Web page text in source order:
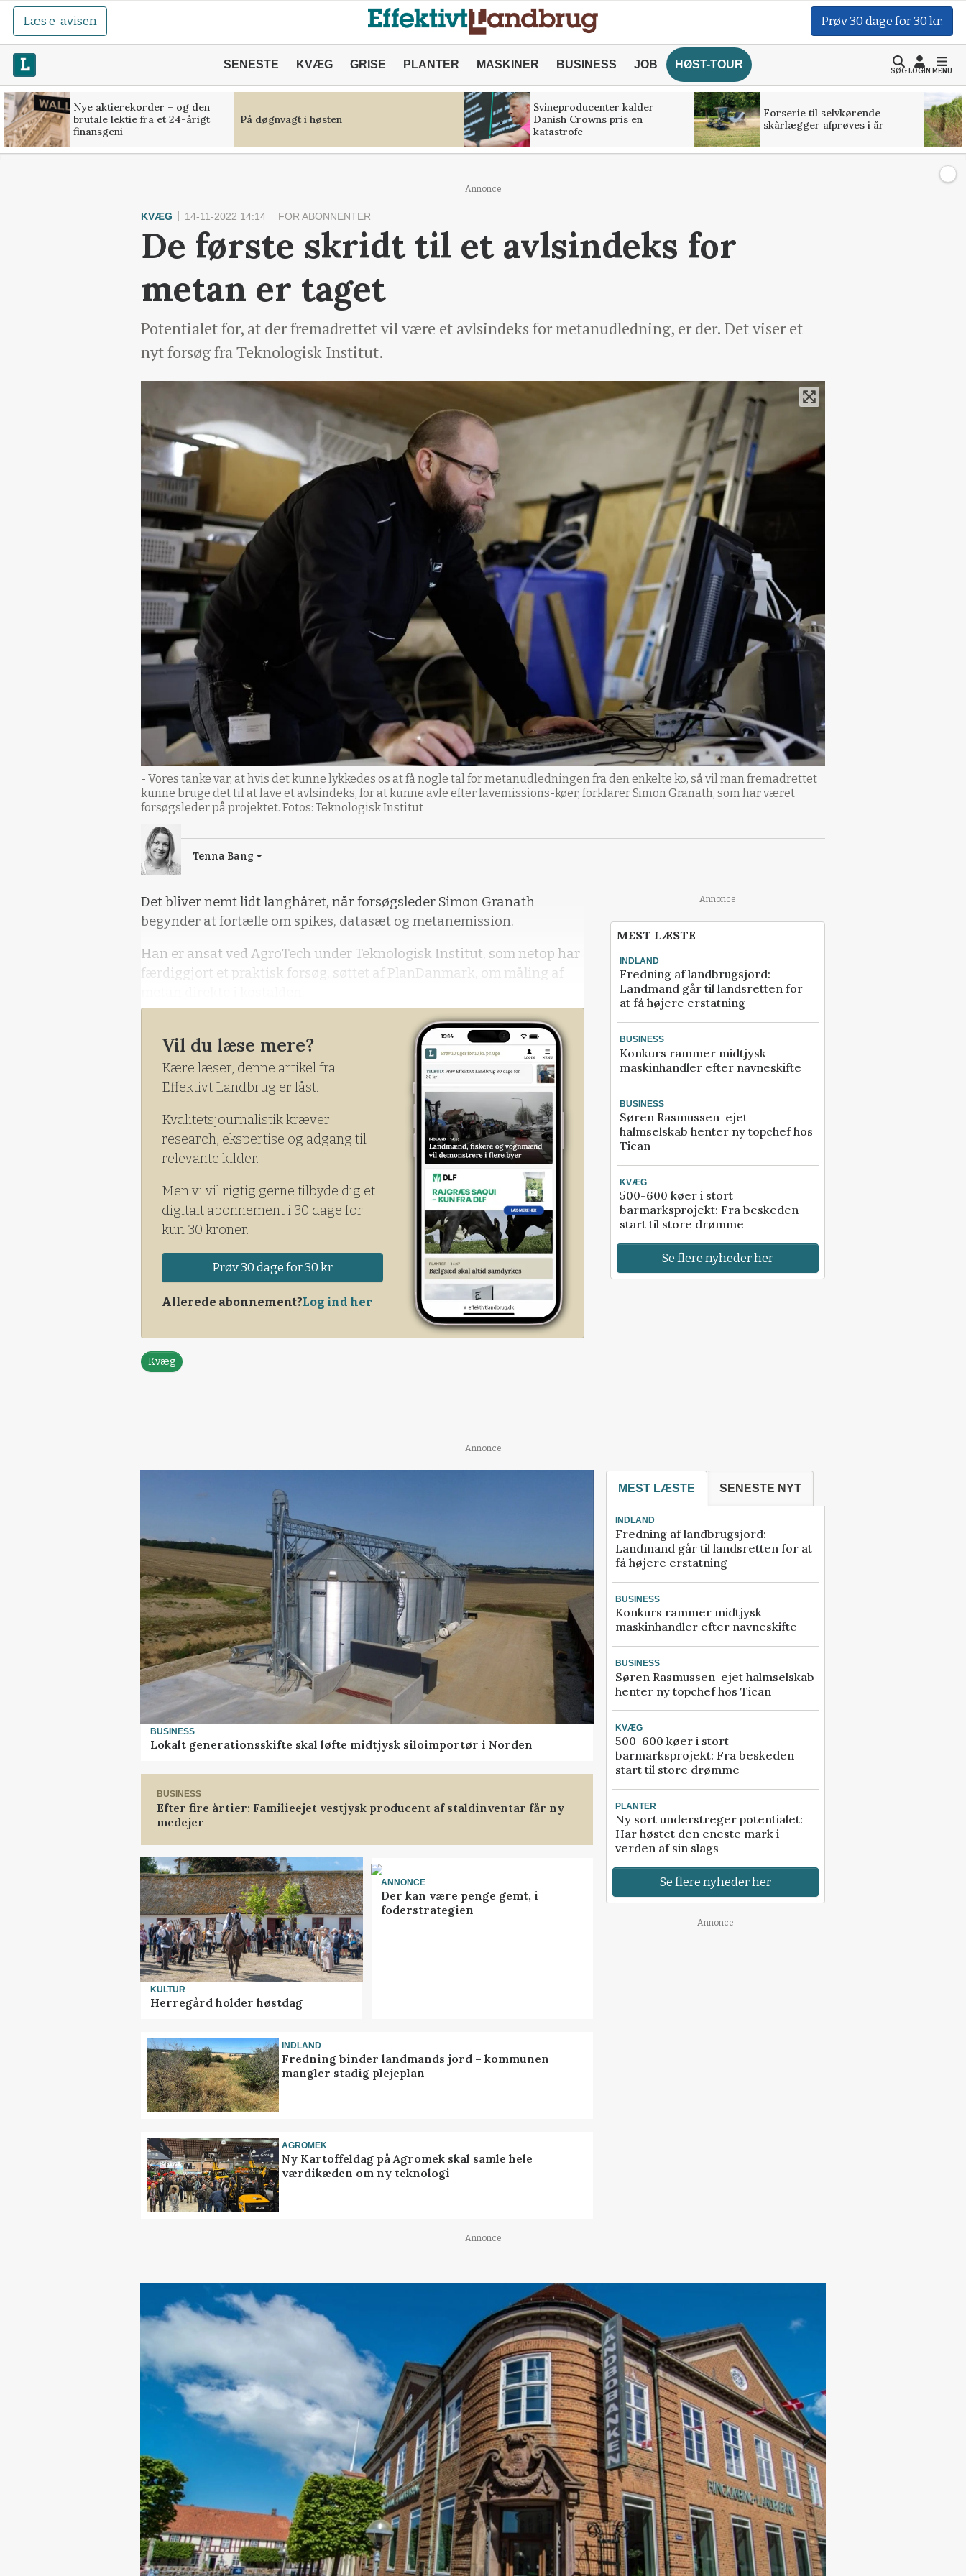
Læs e-avisen Prøv 30 dage for 30 kr.
SENESTE KVÆG GRISE PLANTER MASKINER BUSINESS JOB HØST-TOUR
SØGLOGINMENU
Nye aktierekorder – og den
brutale lektie fra et 24-årigt
finansgeni
På døgnvagt i høsten
Svineproducenter kalder
Danish Crowns pris en
katastrofe
Forserie til selvkørende
skårlægger afprøves i år
Annonce
KVÆG 14-11-2022 14:14 FOR ABONNENTER
De første skridt til et avlsindeks for
metan er taget
Potentialet for, at der fremadrettet vil være et avlsindeks for metanudledning, er der. Det viser et
nyt forsøg fra Teknologisk Institut.
- Vores tanke var, at hvis det kunne lykkedes os at få nogle tal for metanudledningen fra den enkelte ko, så vil man fremadrettet
kunne bruge det til at lave et avlsindeks, for at kunne avle efter lavemissions-køer, forklarer Simon Granath, som har været
forsøgsleder på projektet. Fotos: Teknologisk Institut
Tenna Bang
Det bliver nemt lidt langhåret, når forsøgsleder Simon Granath
begynder at fortælle om spikes, datasæt og metanemission.
Han er ansat ved AgroTech under Teknologisk Institut, som netop har
færdiggjort et praktisk forsøg, søttet af PlanDanmark, om måling af
Vil du læse mere?
Kære læser, denne artikel fra
Effektivt Landbrug er låst.
Kvalitetsjournalistik kræver
research, ekspertise og adgang til
relevante kilder.
Men vi vil rigtig gerne tilbyde dig et
digitalt abonnement i 30 dage for
kun 30 kroner.
Prøv 30 dage for 30 kr
Allerede abonnement?Log ind her
Kvæg
Annonce
MEST LÆSTE
INDLAND
Fredning af landbrugsjord:
Landmand går til landsretten for
at få højere erstatning
BUSINESS
Konkurs rammer midtjysk
maskinhandler efter navneskifte
BUSINESS
Søren Rasmussen-ejet
halmselskab henter ny topchef hos
Tican
KVÆG
500-600 køer i stort
barmarksprojekt: Fra beskeden
start til store drømme
Se flere nyheder her
Annonce
BUSINESS
Lokalt generationsskifte skal løfte midtjysk siloimportør i Norden
BUSINESS
Efter fire årtier: Familieejet vestjysk producent af staldinventar får ny
medejer
KULTUR
Herregård holder høstdag
ANNONCE
Der kan være penge gemt, i
foderstrategien
INDLAND
Fredning binder landmands jord – kommunen
mangler stadig plejeplan
AGROMEK
Ny Kartoffeldag på Agromek skal samle hele
værdikæden om ny teknologi
MEST LÆSTE SENESTE NYT
INDLAND
Fredning af landbrugsjord:
Landmand går til landsretten for at
få højere erstatning
BUSINESS
Konkurs rammer midtjysk
maskinhandler efter navneskifte
BUSINESS
Søren Rasmussen-ejet halmselskab
henter ny topchef hos Tican
KVÆG
500-600 køer i stort
barmarksprojekt: Fra beskeden
start til store drømme
PLANTER
Ny sort understreger potentialet:
Har høstet den eneste mark i
verden af sin slags
Se flere nyheder her
Annonce
Annonce